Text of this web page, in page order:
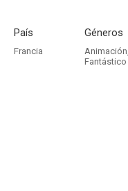
País
Francia
Géneros
Animación,
Fantástico